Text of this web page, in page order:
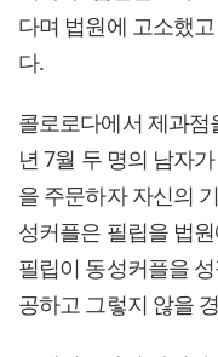
다며 법원에 고소했
다.
콜로로다에서 제과점
년 7월 두 명의 남자
을 주문하자 자신의
성커플은 필립을 법
필립이 동성커플을
공하고 그렇지 않을